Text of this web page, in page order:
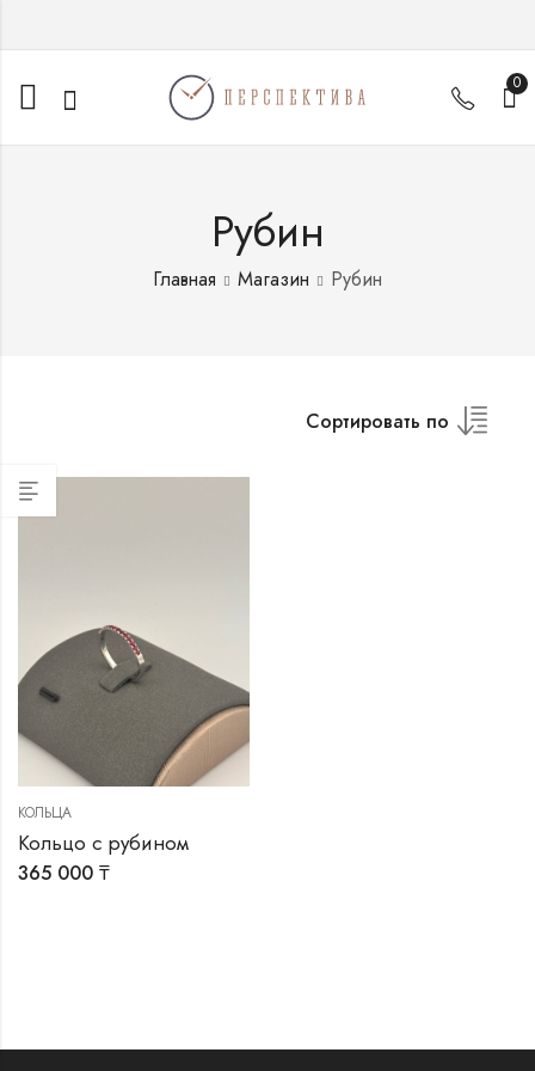
0
Рубин
Главная Магазин Рубин
Сортировать по
КОЛЬЦА
Кольцо с рубином
365 000 ₸